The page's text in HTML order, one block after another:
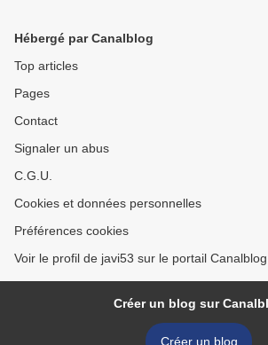
Hébergé par Canalblog
Top articles
Pages
Contact
Signaler un abus
C.G.U.
Cookies et données personnelles
Préférences cookies
Voir le profil de javi53 sur le portail Canalblog
Créer un blog sur
Créer un blog